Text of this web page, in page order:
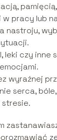
pracy lub
nastroju,
leki czy inne
wyraźnej
serca,
stresie.